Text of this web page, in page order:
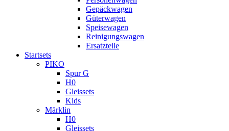
Gepäckwagen
Güterwagen
Speisewagen
Reinigungswagen
Ersatzteile
Startsets
PIKO
Spur G
H0
Gleissets
Kids
Märklin
H0
Gleissets